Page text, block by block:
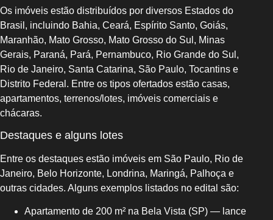
Os imóveis estão distribuídos por diversos Estados do
Brasil, incluindo Bahia, Ceará, Espírito Santo, Goiás,
Maranhão, Mato Grosso, Mato Grosso do Sul, Minas
Gerais, Paraná, Pará, Pernambuco, Rio Grande do Sul,
Rio de Janeiro, Santa Catarina, São Paulo, Tocantins e
Distrito Federal. Entre os tipos ofertados estão casas,
apartamentos, terrenos/lotes, imóveis comerciais e
chácaras.
Destaques e alguns lotes
Entre os destaques estão imóveis em São Paulo, Rio de
Janeiro, Belo Horizonte, Londrina, Maringá, Palhoça e
outras cidades. Alguns exemplos listados no edital são:
Apartamento de 200 m² na Bela Vista (SP) — lance